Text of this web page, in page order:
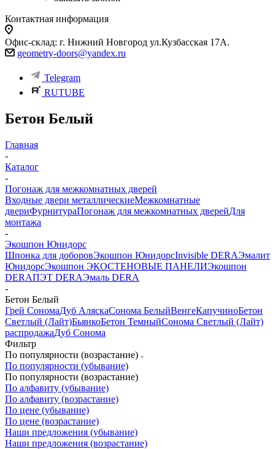
Контактная информация
Офис-склад: г. Нижний Новгород ул.Кузбасская 17А.
geometry-doors@yandex.ru
Telegram
RUTUBE
Бетон Белый
Главная
-
Каталог
-
Погонаж для межкомнатных дверей
Входные двери металлическиеМежкомнатные
двериФурнитураПогонаж для межкомнатных дверейДля
монтажа
-
Экошпон Юнидорс
Шпонка для доборовЭкошпон ЮнидорсInvisible DERAЭмалит
ЮнидорсЭкошпон ЭКОСТЕНОВЫЕ ПАНЕЛИЭкошпон
DERAПЭТ DERAЭмаль DERA
-
Бетон Белый
Грей СономаДуб АляскаСонома БелыйВенгеКапучиноБетон
Светлый (Лайт)БьянкоБетон ТемныйСонома Светлый (Лайт)
распродажаДуб Сонома
Фильтр
По популярности (возрастание)
По популярности (убывание)
По популярности (возрастание)
По алфавиту (убывание)
По алфавиту (возрастание)
По цене (убывание)
По цене (возрастание)
Наши предложения (убывание)
Наши предложения (возрастание)